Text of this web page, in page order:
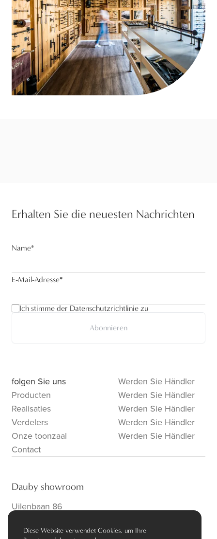
Erhalten Sie die neuesten Nachrichten
Name*
E-Mail-Adresse*
Ich stimme der Datenschutzrichtlinie zu
Abonnieren
folgen Sie uns
Producten
Realisaties
Verdelers
Onze toonzaal
Contact
Werden Sie Händler
Werden Sie Händler
Werden Sie Händler
Werden Sie Händler
Werden Sie Händler
Dauby showroom
Uilenbaan 86
info@dauby.be|+32 3 354 16 86
Diese Website verwendet Cookies, um Ihre